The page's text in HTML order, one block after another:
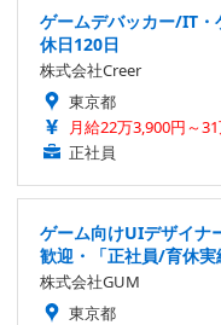
ゲームデバッカー/IT
休日120日
株式会社Creer
東京都
月給22万3,900円～
正社員
ゲーム向けUIデザイナ
歓迎・「正社員/育休
株式会社GUM
東京都